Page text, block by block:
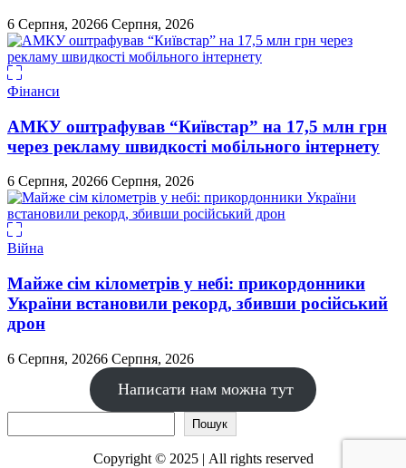
6 Серпня, 20266 Серпня, 2026
Фінанси
АМКУ оштрафував “Київстар” на 17,5 млн грн
через рекламу швидкості мобільного інтернету
6 Серпня, 20266 Серпня, 2026
Війна
Майже сім кілометрів у небі: прикордонники
України встановили рекорд, збивши російський
дрон
6 Серпня, 20266 Серпня, 2026
Написати нам можна тут
Пошук
Copyright © 2025 | All rights reserved